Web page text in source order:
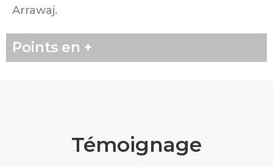
Arrawaj.
Points en +
Témoignage